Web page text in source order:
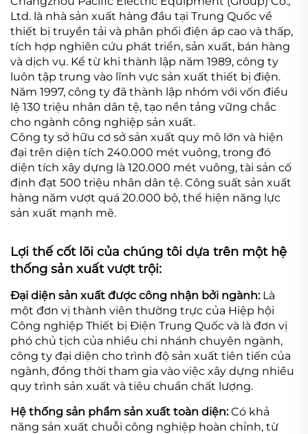
Ltd. là nhà sản xuất hàng đầu tại Trung Quốc về
thiết bị truyền tải và phân phối điện áp cao và thấp,
tích hợp nghiên cứu phát triển, sản xuất, bán hàng
và dịch vụ. Kể từ khi thành lập năm 1989, công ty
luôn tập trung vào lĩnh vực sản xuất thiết bị điện.
Năm 1997, công ty đã thành lập nhóm với vốn điều
lệ 130 triệu nhân dân tệ, tạo nền tảng vững chắc
cho ngành công nghiệp sản xuất.
Công ty sở hữu cơ sở sản xuất quy mô lớn và hiện
đại trên diện tích 240.000 mét vuông, trong đó
diện tích xây dựng là 120.000 mét vuông, tài sản cố
định đạt 500 triệu nhân dân tệ. Công suất sản xuất
hàng năm vượt quá 20.000 bộ, thể hiện năng lực
sản xuất mạnh mẽ.
Lợi thế cốt lõi của chúng tôi dựa trên một hệ
thống sản xuất vượt trội:
Đại diện sản xuất được công nhận bởi ngành: Là
một đơn vị thành viên thường trực của Hiệp hội
Công nghiệp Thiết bị Điện Trung Quốc và là đơn vị
phó chủ tịch của nhiều chi nhánh chuyên ngành,
công ty đại diện cho trình độ sản xuất tiên tiến của
ngành, đồng thời tham gia vào việc xây dựng nhiều
quy trình sản xuất và tiêu chuẩn chất lượng.
Hệ thống sản phẩm sản xuất toàn diện:Có khả
năng sản xuất chuỗi công nghiệp hoàn chỉnh, từ